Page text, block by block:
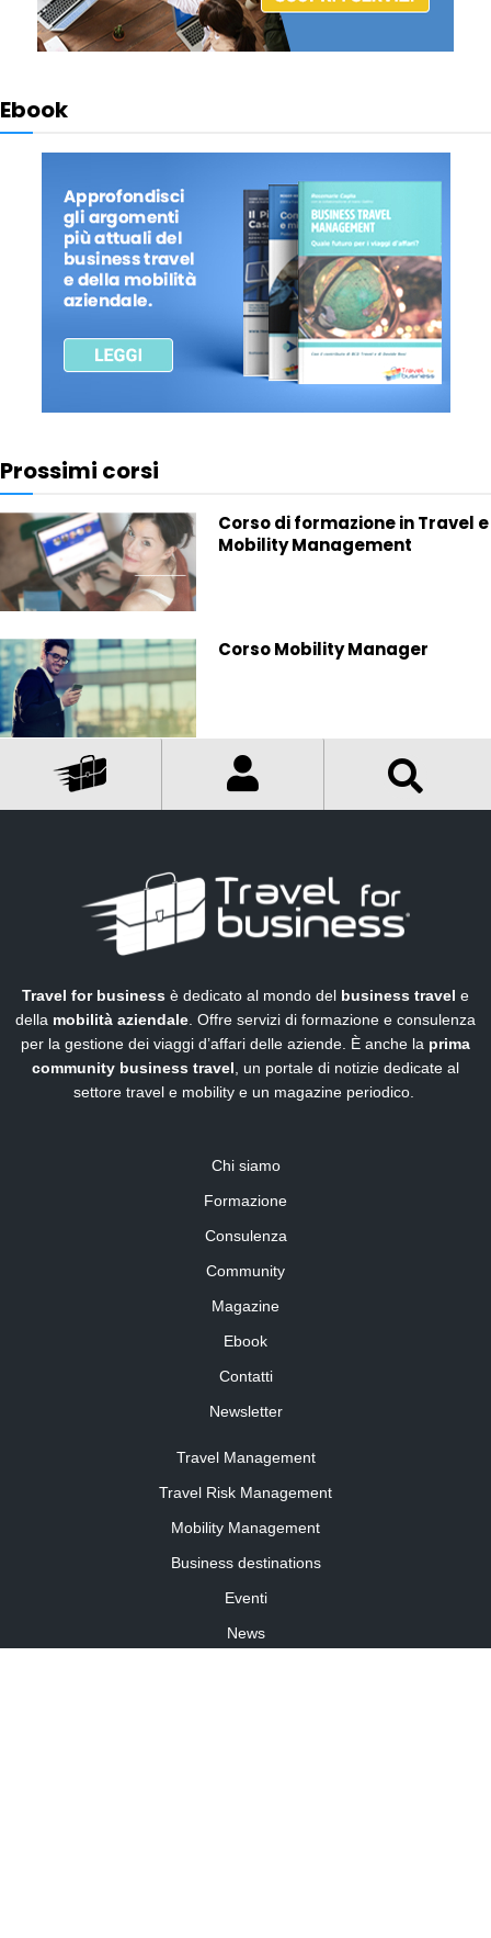
Ebook
Prossimi corsi
Corso di formazione in Travel e
Mobility Management
Corso Mobility Manager
Travel for business è dedicato al mondo del business travel e
della mobilità aziendale. Offre servizi di formazione e consulenza
per la gestione dei viaggi d’affari delle aziende. È anche la prima
community business travel, un portale di notizie dedicate al
settore travel e mobility e un magazine periodico.
Chi siamo
Formazione
Consulenza
Community
Magazine
Ebook
Contatti
Newsletter
Travel Management
Travel Risk Management
Mobility Management
Business destinations
Eventi
News